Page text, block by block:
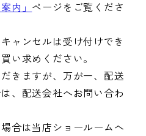
内」 ページをご覧くださ
ャンセルは受け付けでき
い求めください。
きますが、万が一、配送
、配送会社へお問い合わ
合は当店ショールームへ